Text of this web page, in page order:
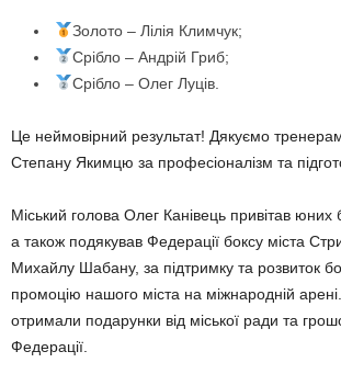
Золото – Лілія Климчук;
Срібло – Андрій Гриб;
Срібло – Олег Луців.
Це неймовірний результат! Дякуємо
Степану Якимцю за професіоналізм та
Міський голова Олег Канівець привітав юних
а також подякував Федерації боксу міста
Михайлу Шабану, за підтримку та розвиток
промоцію нашого міста на міжнародній
отримали подарунки від міської ради та
Федерації.